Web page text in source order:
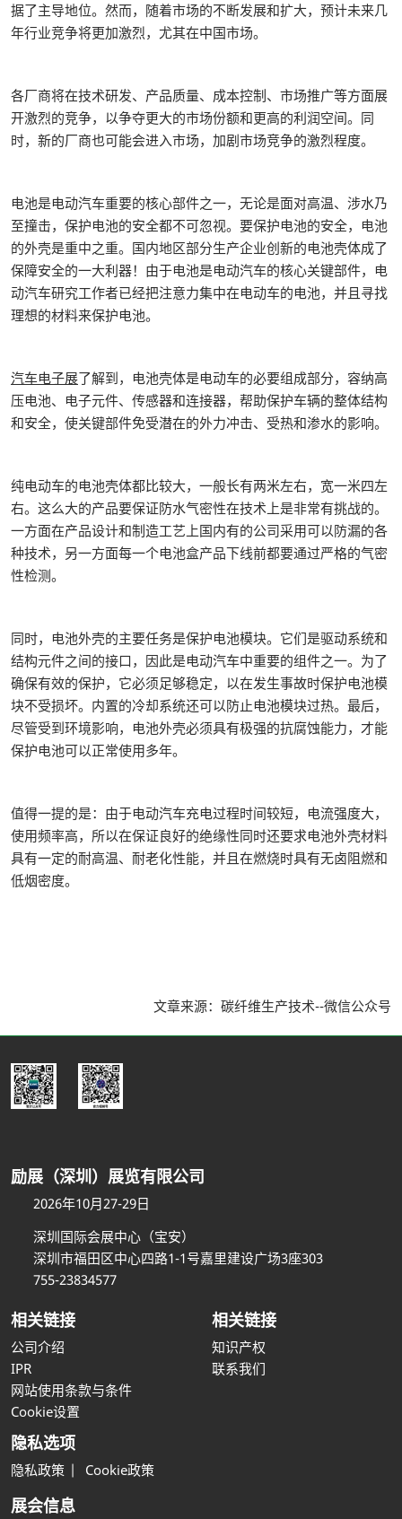
据了主导地位。然而，随着市场的不断发展和扩大，预计未来几
年行业竞争将更加激烈，尤其在中国市场。
各厂商将在技术研发、产品质量、成本控制、市场推广等方面展
开激烈的竞争，以争夺更大的市场份额和更高的利润空间。同
时，新的厂商也可能会进入市场，加剧市场竞争的激烈程度。
电池是电动汽车重要的核心部件之一，无论是面对高温、涉水乃
至撞击，保护电池的安全都不可忽视。要保护电池的安全，电池
的外壳是重中之重。国内地区部分生产企业创新的电池壳体成了
保障安全的一大利器！由于电池是电动汽车的核心关键部件，电
动汽车研究工作者已经把注意力集中在电动车的电池，并且寻找
理想的材料来保护电池。
汽车电子展了解到，电池壳体是电动车的必要组成部分，容纳高
压电池、电子元件、传感器和连接器，帮助保护车辆的整体结构
和安全，使关键部件免受潜在的外力冲击、受热和渗水的影响。
纯电动车的电池壳体都比较大，一般长有两米左右，宽一米四左
右。这么大的产品要保证防水气密性在技术上是非常有挑战的。
一方面在产品设计和制造工艺上国内有的公司采用可以防漏的各
种技术，另一方面每一个电池盒产品下线前都要通过严格的气密
性检测。
同时，电池外壳的主要任务是保护电池模块。它们是驱动系统和
结构元件之间的接口，因此是电动汽车中重要的组件之一。为了
确保有效的保护，它必须足够稳定，以在发生事故时保护电池模
块不受损坏。内置的冷却系统还可以防止电池模块过热。最后，
尽管受到环境影响，电池外壳必须具有极强的抗腐蚀能力，才能
保护电池可以正常使用多年。
值得一提的是：由于电动汽车充电过程时间较短，电流强度大，
使用频率高，所以在保证良好的绝缘性同时还要求电池外壳材料
具有一定的耐高温、耐老化性能，并且在燃烧时具有无卤阻燃和
低烟密度。
文章来源：碳纤维生产技术--微信公众号
励展（深圳）展览有限公司
2026年10月27-29日
深圳国际会展中心（宝安）
深圳市福田区中心四路1-1号嘉里建设广场3座303
755-23834577
相关链接
公司介绍
IPR
网站使用条款与条件
Cookie设置
相关链接
知识产权
联系我们
隐私选项
隐私政策 Cookie政策
展会信息